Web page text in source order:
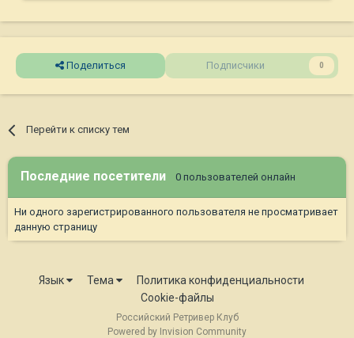
Поделиться Подписчики 0
Перейти к списку тем
Последние посетители 0 пользователей онлайн
Ни одного зарегистрированного пользователя не просматривает
данную страницу
Язык Тема
Политика конфиденциальности
Cookie-файлы
Российский Ретривер Клуб
Powered by Invision Community